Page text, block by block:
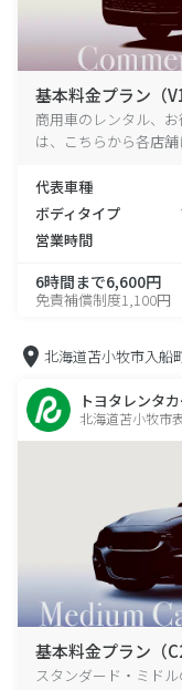
基本料金プラン（V1
商用車のレンタル、
は、こちらから各店舗
代表車種
ボディタイプ
営業時間
6時間まで6,600円
免責補償制度1,100円
北海道苫小牧市入船
トヨタレンタ
北海道苫小牧市
基本料金プラン（
スタンダード・ミド